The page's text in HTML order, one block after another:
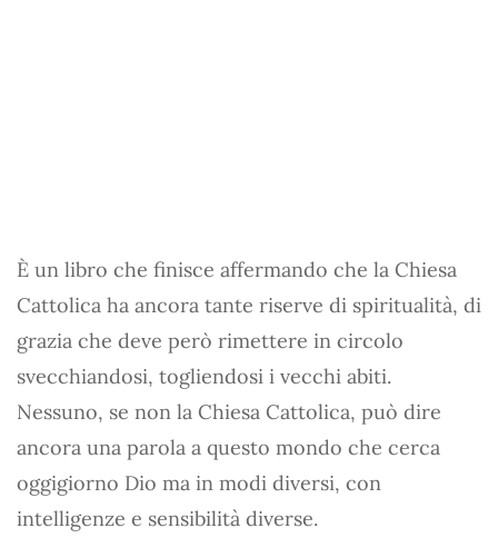
È un libro che finisce affermando che la Chiesa
Cattolica ha ancora tante riserve di spiritualità, di
grazia che deve però rimettere in circolo
svecchiandosi, togliendosi i vecchi abiti.
Nessuno, se non la Chiesa Cattolica, può dire
ancora una parola a questo mondo che cerca
oggigiorno Dio ma in modi diversi, con
intelligenze e sensibilità diverse.